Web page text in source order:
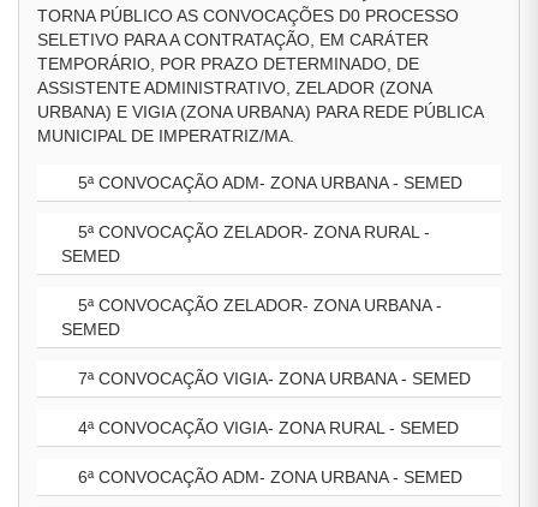
TORNA PÚBLICO AS CONVOCAÇÕES D0 PROCESSO
SELETIVO PARA A CONTRATAÇÃO, EM CARÁTER
TEMPORÁRIO, POR PRAZO DETERMINADO, DE
ASSISTENTE ADMINISTRATIVO, ZELADOR (ZONA
URBANA) E VIGIA (ZONA URBANA) PARA REDE PÚBLICA
MUNICIPAL DE IMPERATRIZ/MA.
5ª CONVOCAÇÃO ADM- ZONA URBANA - SEMED
5ª CONVOCAÇÃO ZELADOR- ZONA RURAL -
SEMED
5ª CONVOCAÇÃO ZELADOR- ZONA URBANA -
SEMED
7ª CONVOCAÇÃO VIGIA- ZONA URBANA - SEMED
4ª CONVOCAÇÃO VIGIA- ZONA RURAL - SEMED
6ª CONVOCAÇÃO ADM- ZONA URBANA - SEMED